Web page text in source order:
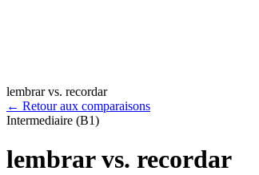
lembrar vs. recordar
← Retour aux comparaisons
Intermediaire (B1)
lembrar vs. recordar